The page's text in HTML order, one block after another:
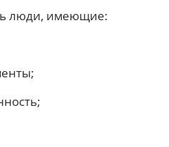
люди, имеющие: